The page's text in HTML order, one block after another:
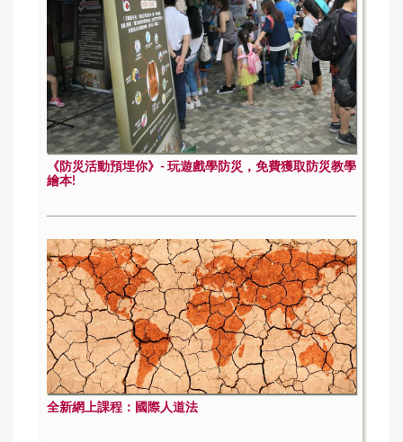
《防災活動預埋你》- 玩遊戲學防災，免費獲取防災教學
繪本!
全新網上課程：國際人道法